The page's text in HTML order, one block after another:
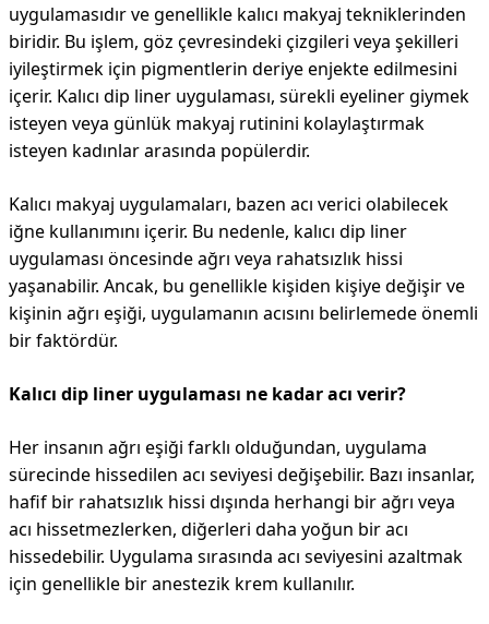
uygulamasıdır ve genellikle kalıcı makyaj tekniklerinden
biridir. Bu işlem, göz çevresindeki çizgileri veya şekilleri
iyileştirmek için pigmentlerin deriye enjekte edilmesini
içerir. Kalıcı dip liner uygulaması, sürekli eyeliner giymek
isteyen veya günlük makyaj rutinini kolaylaştırmak
isteyen kadınlar arasında popülerdir.
Kalıcı makyaj uygulamaları, bazen acı verici olabilecek
iğne kullanımını içerir. Bu nedenle, kalıcı dip liner
uygulaması öncesinde ağrı veya rahatsızlık hissi
yaşanabilir. Ancak, bu genellikle kişiden kişiye değişir ve
kişinin ağrı eşiği, uygulamanın acısını belirlemede önemli
bir faktördür.
Kalıcı dip liner uygulaması ne kadar acı verir?
Her insanın ağrı eşiği farklı olduğundan, uygulama
sürecinde hissedilen acı seviyesi değişebilir. Bazı insanlar,
hafif bir rahatsızlık hissi dışında herhangi bir ağrı veya
acı hissetmezlerken, diğerleri daha yoğun bir acı
hissedebilir. Uygulama sırasında acı seviyesini azaltmak
için genellikle bir anestezik krem ​​kullanılır.